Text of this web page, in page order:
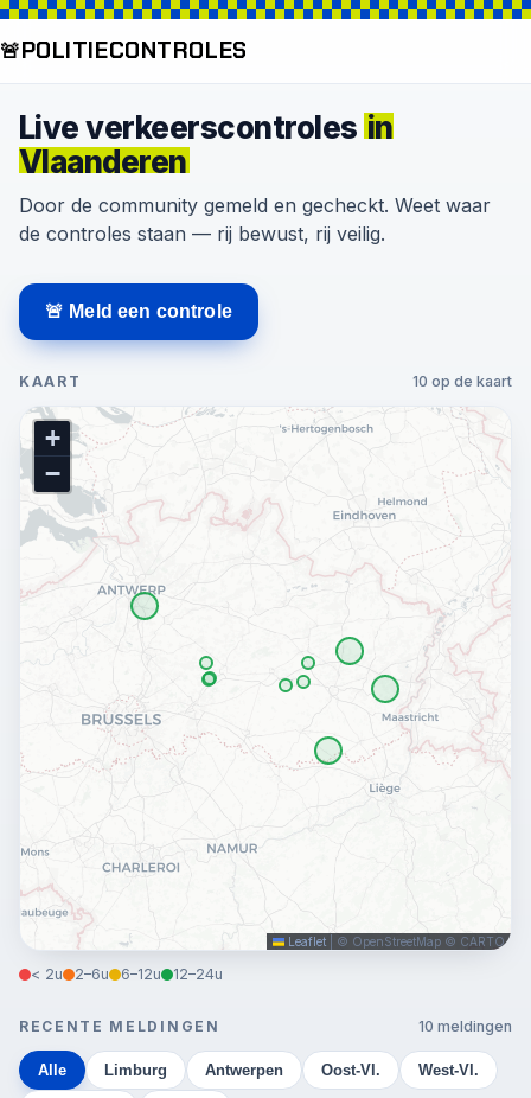
🚨POLITIECONTROLES
Live verkeerscontroles in
Vlaanderen
Door de community gemeld en gecheckt. Weet waar
de controles staan — rij bewust, rij veilig.
🚨 Meld een controle
KAART 10 op de kaart
+
−
Leaflet © OpenStreetMap © CARTO
< 2u 2–6u 6–12u 12–24u
RECENTE MELDINGEN 10 meldingen
Alle Limburg Antwerpen Oost-Vl. West-Vl.